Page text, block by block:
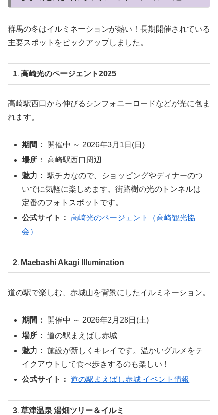
群馬の冬はイルミネーションが熱い！長期開催されている
主要スポットをピックアップしました。
1. 高崎光のページェント2025
高崎駅西口から伸びるシンフォニーロードなどが光に包ま
れます。
期間：
開催中 ～ 2026年3月1日(日)
場所： 高崎駅西口周辺
魅力： 駅チカなので、ショッピングやディナーのつ
いでに気軽に楽しめます。街路樹の光のトンネルは
定番のフォトスポットです。
公式サイト： 高崎光のページェント（高崎観光協
会）
2. Maebashi Akagi Illumination
道の駅で楽しむ、赤城山を背景にしたイルミネーション。
期間：
開催中 ～ 2026年2月28日(土)
場所： 道の駅まえばし赤城
魅力： 施設が新しくキレイです。温かいグルメをテ
イクアウトして食べ歩きするのも楽しい！
公式サイト： 道の駅まえばし赤城 イベント情報
3. 草津温泉 湯畑ツリー＆イルミ